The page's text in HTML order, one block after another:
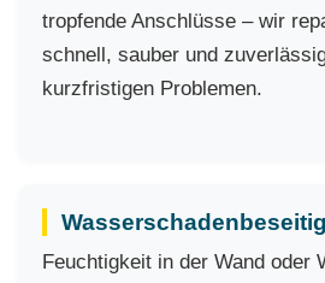
tropfende Anschlüsse – wir
schnell, sauber und
kurzfristigen Problemen.
Feuchtigkeit in der Wand oder